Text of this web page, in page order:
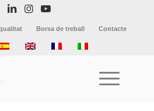
Borsa de treball Contacte